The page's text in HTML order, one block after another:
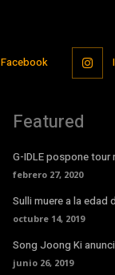
Facebook
Featured
G-IDLE pospone tour
febrero 27, 2020
Sulli muere a la edad
octubre 14, 2019
Song Joong Ki
junio 26, 2019